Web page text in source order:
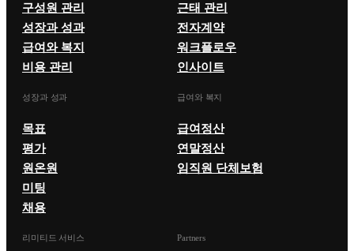
구성원 관리
성장과 성과
급여와 복지
비용 관리
근태 관리
전자계약
워크플로우
인사이트
성장과 성과
목표
평가
원온원
미팅
채용
급여와 복지
급여정산
연말정산
임직원 단체보험
리미티드 서비스 Partners